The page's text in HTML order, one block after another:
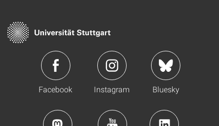
Facebook Instagram Bluesky